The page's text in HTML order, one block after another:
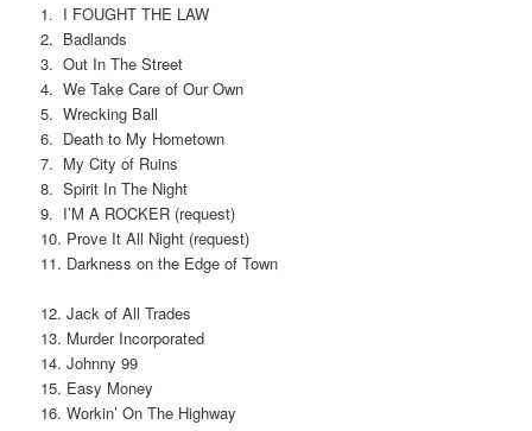
1. I FOUGHT THE LAW
2. Badlands
3. Out In The Street
4. We Take Care of Our Own
5. Wrecking Ball
6. Death to My Hometown
7. My City of Ruins
8. Spirit In The Night
9. I’M A ROCKER (request)
10. Prove It All Night (request)
11. Darkness on the Edge of Town
12. Jack of All Trades
13. Murder Incorporated
14. Johnny 99
15. Easy Money
16. Workin’ On The Highway